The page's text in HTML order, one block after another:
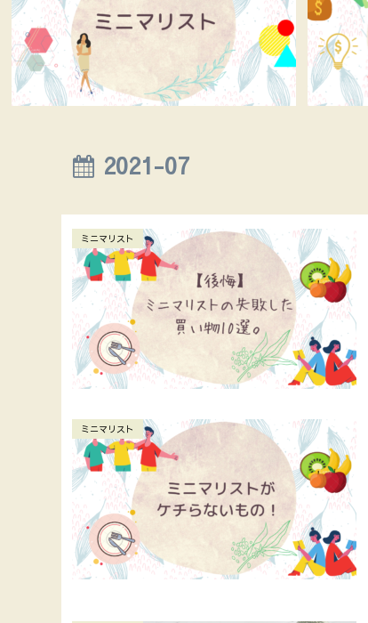
2021-07
ミニマリスト
ミニマリスト